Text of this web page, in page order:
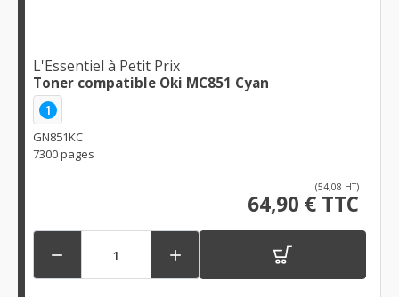
L'Essentiel à Petit Prix
Toner compatible Oki MC851 Cyan
1
GN851KC
7300 pages
(54,08 HT)
64,90 € TTC
 